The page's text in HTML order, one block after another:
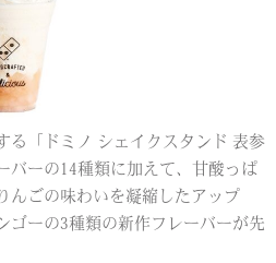
る「ドミノ シェイクスタンド 表参
バーの14種類に加えて、甘酸っぱ
んごの味わいを凝縮したアップ
ゴーの3種類の新作フレーバーが先